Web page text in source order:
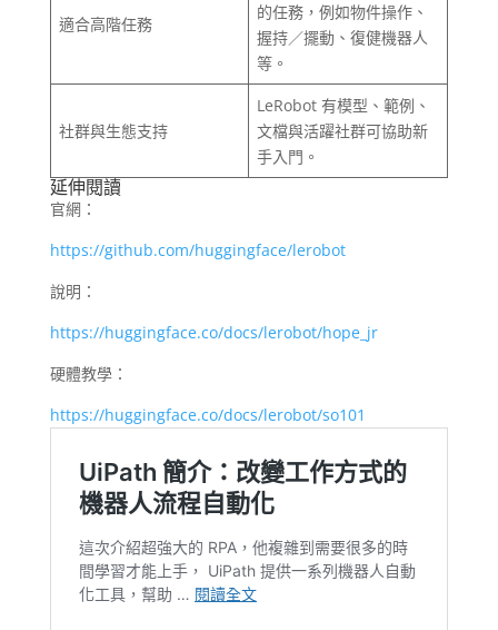
適合高階任務
的任務，例如物件操作、
握持／擺動、復健機器人
等。
社群與生態支持
LeRobot 有模型、範例、
文檔與活躍社群可協助新
手入門。
延伸閱讀
官網：
https://github.com/huggingface/lerobot
說明：
https://huggingface.co/docs/lerobot/hope_jr
硬體教學：
https://huggingface.co/docs/lerobot/so101